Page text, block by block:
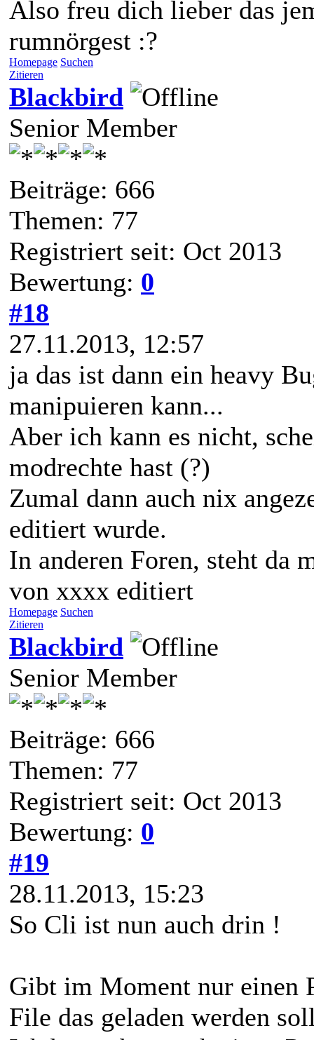
Also freu dich lieber das
rumnörgest :?
Homepage Suchen
Zitieren
Blackbird
Senior Member
Beiträge: 666
Themen: 77
Registriert seit: Oct 2013
Bewertung: 0
#18
27.11.2013, 12:57
ja das ist dann ein heavy
manipuieren kann...
Aber ich kann es nicht,
modrechte hast (?)
Zumal dann auch nix
editiert wurde.
In anderen Foren, steht da
von xxxx editiert
Homepage Suchen
Zitieren
Blackbird
Senior Member
Beiträge: 666
Themen: 77
Registriert seit: Oct 2013
Bewertung: 0
#19
28.11.2013, 15:23
So Cli ist nun auch drin !
Gibt im Moment nur einen
File das geladen werden